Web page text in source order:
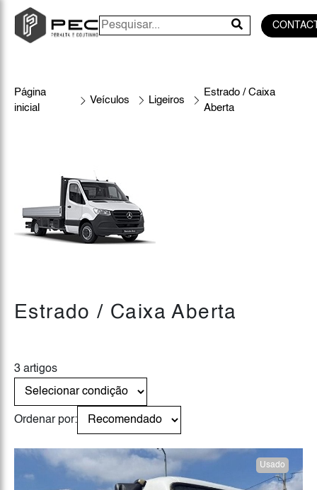
Página
inicial
Veículos Ligeiros
Estrado / Caixa
Aberta
Estrado / Caixa Aberta
3 artigos
Ordenar por:
Usado